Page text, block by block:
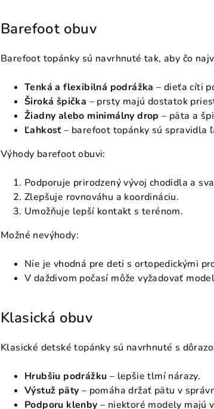
Barefoot obuv
Barefoot topánky sú navrhnuté tak, aby čo
Tenká a flexibilná podrážka – dieťa cíti
Široká špička – prsty majú dostatok
Žiadny alebo minimálny drop – päta a
Ľahkosť– barefoot topánky sú spravidla
Výhody barefoot obuvi:
Podporuje prirodzený vývoj chodidla a
Zlepšuje rovnováhu a koordináciu.
Umožňuje lepší kontakt s terénom.
Možné nevýhody:
Nie je vhodná pre deti s ortopedickými
V daždivom počasí môže vyžadovať
Klasická obuv
Klasické detské topánky sú navrhnuté s
Hrubšiu podrážku – lepšie tlmí nárazy.
Výstuž päty – pomáha držať pätu v
Podporu klenby – niektoré modely majú